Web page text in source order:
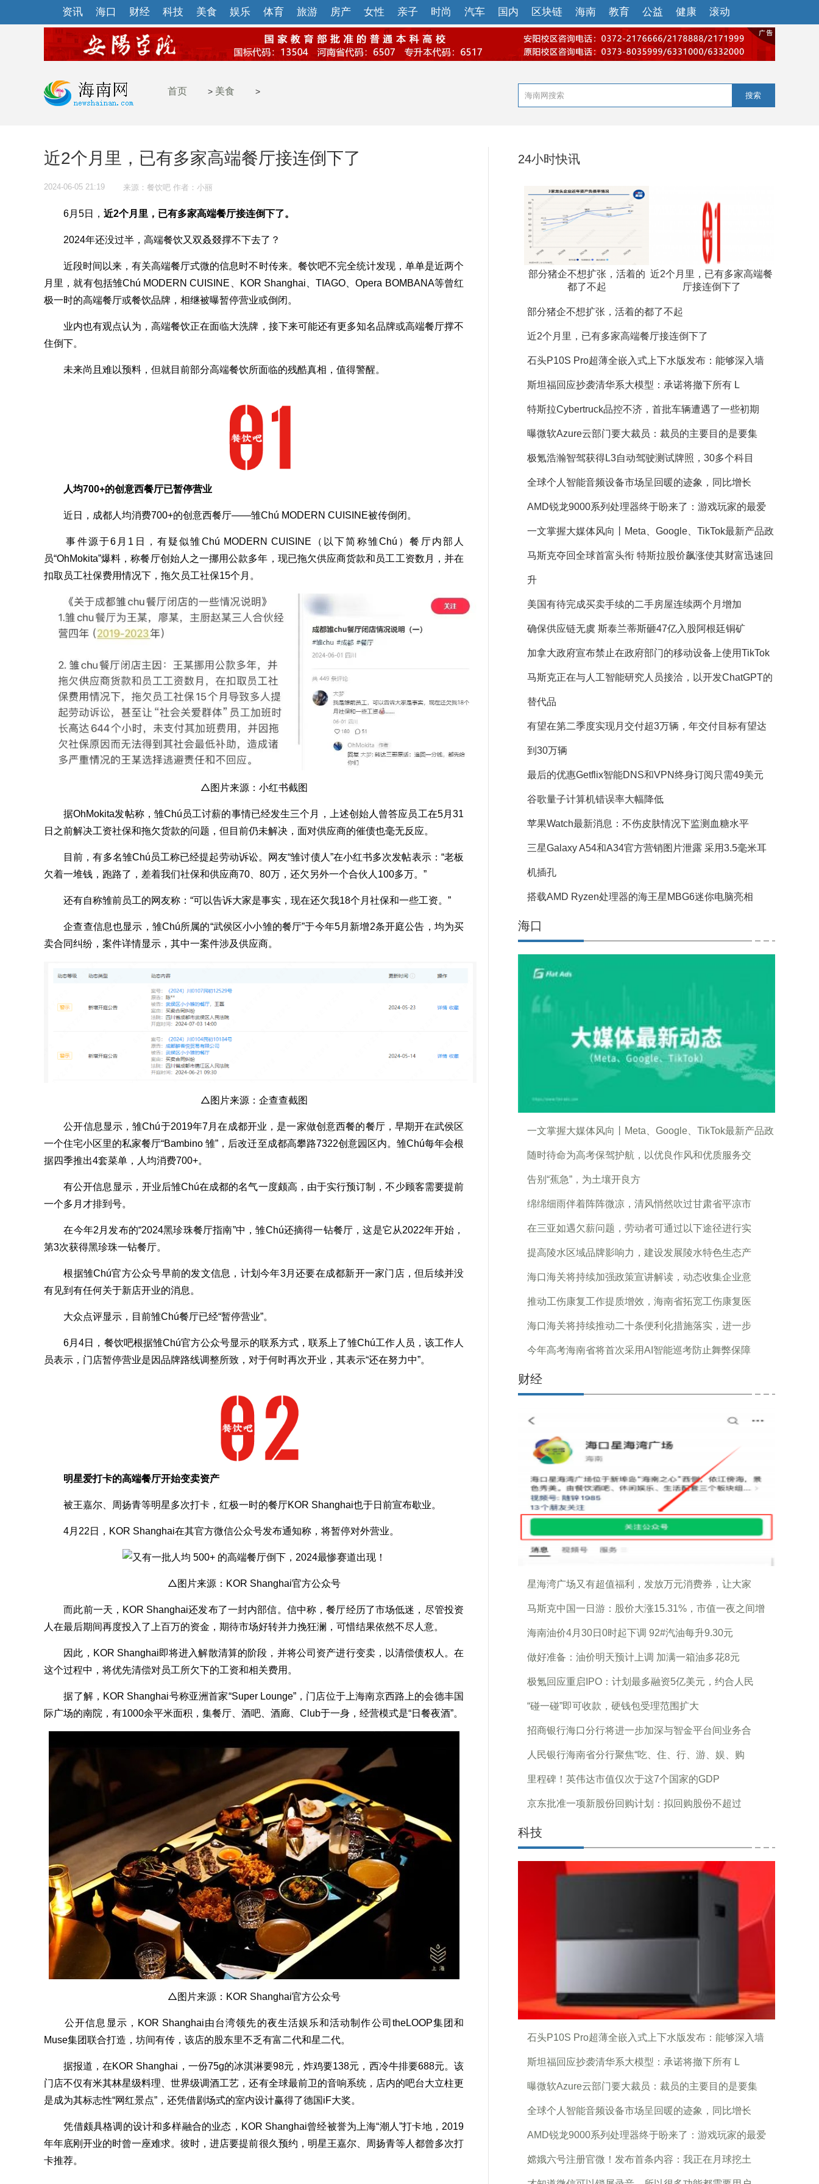
资讯 海口 财经 科技 美食 娱乐 体育 旅游 房产 女性 亲子 时尚 汽车 国内 区块链 海南 教育 公益 健康 滚动
首页 > 美食 > 搜索
近2个月里，已有多家高端餐厅接连倒下了
2024-06-05 21:19 来源：餐饮吧 作者：小丽
6月5日， 近2个月里，已有多家高端餐厅接连倒下了。
2024年还没过半，高端餐饮又双叒叕撑不下去了？
近段时间以来，有关高端餐厅式微的信息时不时传来。餐饮吧不完全统计发现，单单是近两个
月里，就有包括雏Chú MODERN CUISINE、KOR Shanghai、TIAGO、Opera BOMBANA等曾红
极一时的高端餐厅或餐饮品牌，相继被曝暂停营业或倒闭。
业内也有观点认为，高端餐饮正在面临大洗牌，接下来可能还有更多知名品牌或高端餐厅撑不
住倒下。
未来尚且难以预料，但就目前部分高端餐饮所面临的残酷真相，值得警醒。
人均700+的创意西餐厅已暂停营业
近日，成都人均消费700+的创意西餐厅——雏Chú MODERN CUISINE被传倒闭。
事件源于6月1日，有疑似雏Chú MODERN CUISINE（以下简称雏Chú）餐厅内部人
员“OhMokita”爆料，称餐厅创始人之一挪用公款多年，现已拖欠供应商货款和员工工资数月，并在
扣取员工社保费用情况下，拖欠员工社保15个月。
△图片来源：小红书截图
据OhMokita发帖称，雏Chú员工讨薪的事情已经发生三个月，上述创始人曾答应员工在5月31
日之前解决工资社保和拖欠货款的问题，但目前仍未解决，面对供应商的催债也毫无反应。
目前，有多名雏Chú员工称已经提起劳动诉讼。网友“雏讨债人”在小红书多次发帖表示：“老板
欠着一堆钱，跑路了，差着我们社保和供应商70、80万，还欠另外一个合伙人100多万。”
还有自称雏前员工的网友称：“可以告诉大家是事实，现在还欠我18个月社保和一些工资。”
企查查信息也显示，雏Chú所属的“武侯区小小雏的餐厅”于今年5月新增2条开庭公告，均为买
卖合同纠纷，案件详情显示，其中一案件涉及供应商。
△图片来源：企查查截图
公开信息显示，雏Chú于2019年7月在成都开业，是一家做创意西餐的餐厅，早期开在武侯区
一个住宅小区里的私家餐厅“Bambino 雏”，后改迁至成都高攀路7322创意园区内。雏Chú每年会根
据四季推出4套菜单，人均消费700+。
有公开信息显示，开业后雏Chú在成都的名气一度颇高，由于实行预订制，不少顾客需要提前
一个多月才排到号。
在今年2月发布的“2024黑珍珠餐厅指南”中，雏Chú还摘得一钻餐厅，这是它从2022年开始，
第3次获得黑珍珠一钻餐厅。
根据雏Chú官方公众号早前的发文信息，计划今年3月还要在成都新开一家门店，但后续并没
有见到有任何关于新店开业的消息。
大众点评显示，目前雏Chú餐厅已经“暂停营业”。
6月4日，餐饮吧根据雏Chú官方公众号显示的联系方式，联系上了雏Chú工作人员，该工作人
员表示，门店暂停营业是因品牌路线调整所致，对于何时再次开业，其表示“还在努力中”。
明星爱打卡的高端餐厅开始变卖资产
被王嘉尔、周扬青等明星多次打卡，红极一时的餐厅KOR Shanghai也于日前宣布歇业。
4月22日，KOR Shanghai在其官方微信公众号发布通知称，将暂停对外营业。
△图片来源：KOR Shanghai官方公众号
而此前一天，KOR Shanghai还发布了一封内部信。信中称，餐厅经历了市场低迷，尽管投资
人在最后期间再度投入了上百万的资金，期待市场好转并力挽狂澜，可惜结果依然不尽人意。
因此，KOR Shanghai即将进入解散清算的阶段，并将公司资产进行变卖，以清偿债权人。在
这个过程中，将优先清偿对员工所欠下的工资和相关费用。
据了解，KOR Shanghai号称亚洲首家“Super Lounge”，门店位于上海南京西路上的会德丰国
际广场的南院，有1000余平米面积，集餐厅、酒吧、酒廊、Club于一身，经营模式是“日餐夜酒”。
△图片来源：KOR Shanghai官方公众号
公开信息显示，KOR Shanghai由台湾领先的夜生活娱乐和活动制作公司theLOOP集团和
Muse集团联合打造，坊间有传，该店的股东里不乏有富二代和星二代。
据报道，在KOR Shanghai，一份75g的冰淇淋要98元，炸鸡要138元，西冷牛排要688元。该
门店不仅有米其林星级料理、世界级调酒工艺，还有全球最前卫的音响系统，店内的吧台大立柱更
是成为其标志性“网红景点”，还凭借剧场式的室内设计赢得了德国iF大奖。
凭借颇具格调的设计和多样融合的业态，KOR Shanghai曾经被誉为上海“潮人”打卡地，2019
年年底刚开业的时曾一座难求。彼时，进店要提前很久预约，明星王嘉尔、周扬青等人都曾多次打
卡推荐。
24小时快讯
部分猪企不想扩张，活着的
都了不起
近2个月里，已有多家高端餐
厅接连倒下了
部分猪企不想扩张，活着的都了不起
近2个月里，已有多家高端餐厅接连倒下了
石头P10S Pro超薄全嵌入式上下水版发布：能够深入墙
斯坦福回应抄袭清华系大模型：承诺将撤下所有 L
特斯拉Cybertruck品控不济，首批车辆遭遇了一些初期
曝微软Azure云部门要大裁员：裁员的主要目的是要集
极氪浩瀚智驾获得L3自动驾驶测试牌照，30多个科目
全球个人智能音频设备市场呈回暖的迹象，同比增长
AMD锐龙9000系列处理器终于盼来了：游戏玩家的最爱
一文掌握大媒体风向丨Meta、Google、TikTok最新产品政
马斯克夺回全球首富头衔 特斯拉股价飙涨使其财富迅速回
升
美国有待完成买卖手续的二手房屋连续两个月增加
确保供应链无虞 斯泰兰蒂斯砸47亿入股阿根廷铜矿
加拿大政府宣布禁止在政府部门的移动设备上使用TikTok
马斯克正在与人工智能研究人员接洽，以开发ChatGPT的
替代品
有望在第二季度实现月交付超3万辆，年交付目标有望达
到30万辆
最后的优惠Getflix智能DNS和VPN终身订阅只需49美元
谷歌量子计算机错误率大幅降低
苹果Watch最新消息：不伤皮肤情况下监测血糖水平
三星Galaxy A54和A34官方营销图片泄露 采用3.5毫米耳
机插孔
搭载AMD Ryzen处理器的海王星MBG6迷你电脑亮相
海口
一文掌握大媒体风向丨Meta、Google、TikTok最新产品政
随时待命为高考保驾护航，以优良作风和优质服务交
告别“蕉急”，为土壤开良方
绵绵细雨伴着阵阵微凉，清风悄然吹过甘肃省平凉市
在三亚如遇欠薪问题，劳动者可通过以下途径进行实
提高陵水区域品牌影响力，建设发展陵水特色生态产
海口海关将持续加强政策宣讲解读，动态收集企业意
推动工伤康复工作提质增效，海南省拓宽工伤康复医
海口海关将持续推动二十条便利化措施落实，进一步
今年高考海南省将首次采用AI智能巡考防止舞弊保障
财经
星海湾广场又有超值福利，发放万元消费券，让大家
马斯克中国一日游：股价大涨15.31%，市值一夜之间增
海南油价4月30日0时起下调 92#汽油每升9.30元
做好准备：油价明天预计上调 加满一箱油多花8元
极氪回应重启IPO：计划最多融资5亿美元，约合人民
“碰一碰”即可收款，硬钱包受理范围扩大
招商银行海口分行将进一步加深与智金平台间业务合
人民银行海南省分行聚焦“吃、住、行、游、娱、购
里程碑！英伟达市值仅次于这7个国家的GDP
京东批准一项新股份回购计划：拟回购股份不超过
科技
石头P10S Pro超薄全嵌入式上下水版发布：能够深入墙
斯坦福回应抄袭清华系大模型：承诺将撤下所有 L
曝微软Azure云部门要大裁员：裁员的主要目的是要集
全球个人智能音频设备市场呈回暖的迹象，同比增长
AMD锐龙9000系列处理器终于盼来了：游戏玩家的最爱
嫦娥六号注册官微！发布首条内容：我正在月球挖土